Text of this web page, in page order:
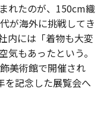
れたのが、150cm織
が海外に挑戦してき
内には「着物も大変
気もあったという。
美術館で開催され
を記念した展覧会へ